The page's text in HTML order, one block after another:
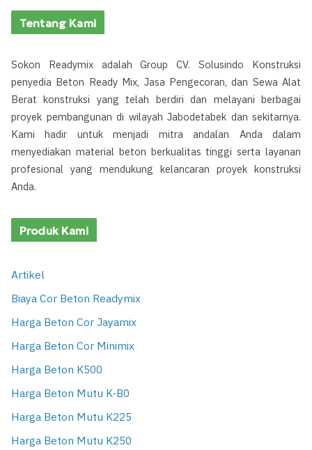
Tentang Kami
Sokon Readymix adalah Group CV. Solusindo Konstruksi
penyedia Beton Ready Mix, Jasa Pengecoran, dan Sewa Alat
Berat konstruksi yang telah berdiri dan melayani berbagai
proyek pembangunan di wilayah Jabodetabek dan sekitarnya.
Kami hadir untuk menjadi mitra andalan Anda dalam
menyediakan material beton berkualitas tinggi serta layanan
profesional yang mendukung kelancaran proyek konstruksi
Anda.
Produk Kami
Artikel
Biaya Cor Beton Readymix
Harga Beton Cor Jayamix
Harga Beton Cor Minimix
Harga Beton K500
Harga Beton Mutu K-B0
Harga Beton Mutu K225
Harga Beton Mutu K250